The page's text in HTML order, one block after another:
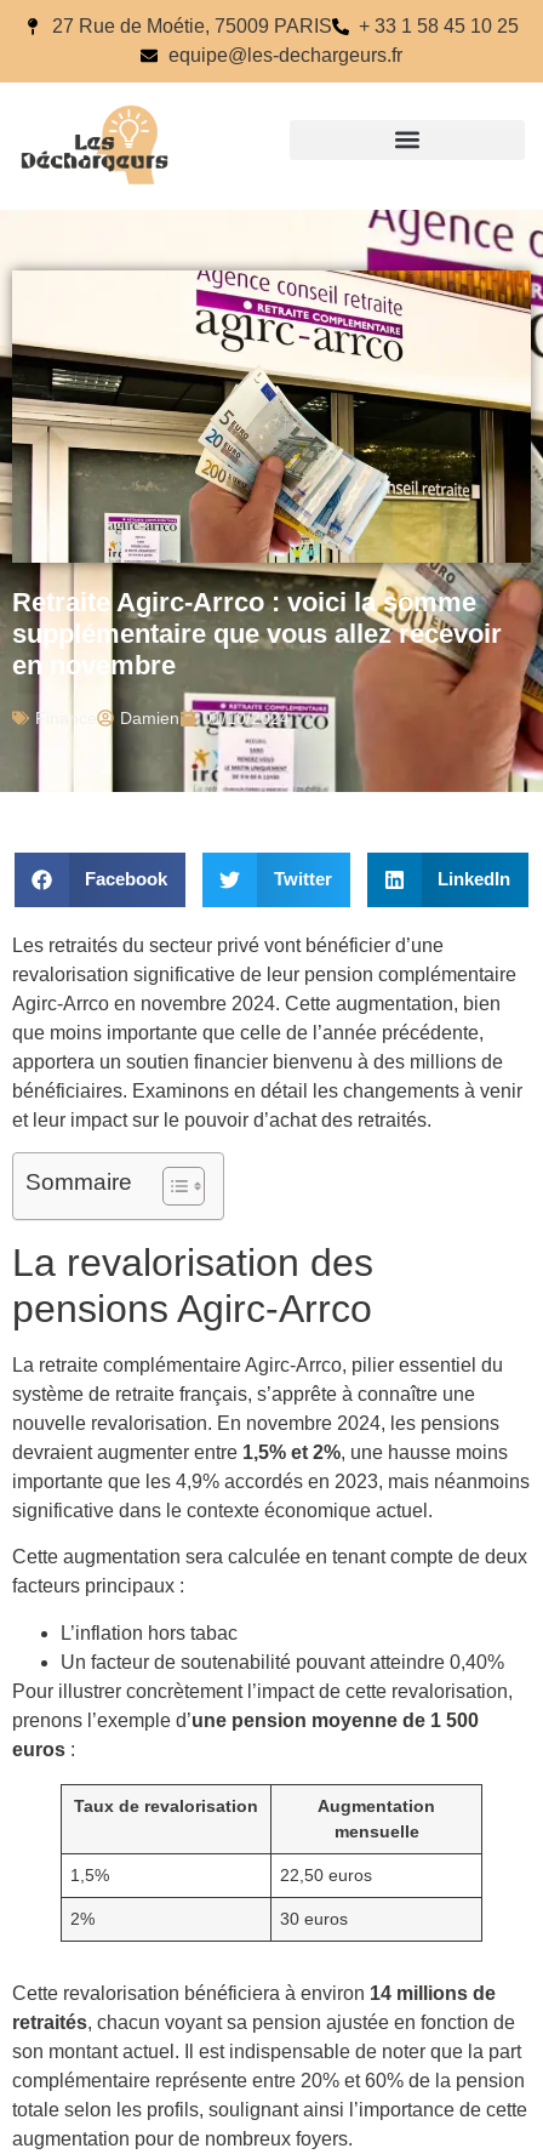
27 Rue de Moétie, 75009 PARIS
+ 33 1 58 45 10 25
equipe@les-dechargeurs.fr
Retraite Agirc-Arrco : voici la somme
supplémentaire que vous allez recevoir
en novembre
Finance Damien 01/10/2024
Facebook Twitter LinkedIn
Les retraités du secteur privé vont bénéficier d’une
revalorisation significative de leur pension complémentaire
Agirc-Arrco en novembre 2024. Cette augmentation, bien
que moins importante que celle de l’année précédente,
apportera un soutien financier bienvenu à des millions de
bénéficiaires. Examinons en détail les changements à venir
et leur impact sur le pouvoir d’achat des retraités.
Sommaire
La revalorisation des
pensions Agirc-Arrco
La retraite complémentaire Agirc-Arrco, pilier essentiel du
système de retraite français, s’apprête à connaître une
nouvelle revalorisation. En novembre 2024, les pensions
devraient augmenter entre 1,5% et 2%, une hausse moins
importante que les 4,9% accordés en 2023, mais néanmoins
significative dans le contexte économique actuel.
Cette augmentation sera calculée en tenant compte de deux
facteurs principaux :
L’inflation hors tabac
Un facteur de soutenabilité pouvant atteindre 0,40%
Pour illustrer concrètement l’impact de cette revalorisation,
prenons l’exemple d’une pension moyenne de 1 500
euros :
Taux de revalorisation
Augmentation
mensuelle
1,5% 22,50 euros
2% 30 euros
Cette revalorisation bénéficiera à environ 14 millions de
retraités, chacun voyant sa pension ajustée en fonction de
son montant actuel. Il est indispensable de noter que la part
complémentaire représente entre 20% et 60% de la pension
totale selon les profils, soulignant ainsi l’importance de cette
augmentation pour de nombreux foyers.